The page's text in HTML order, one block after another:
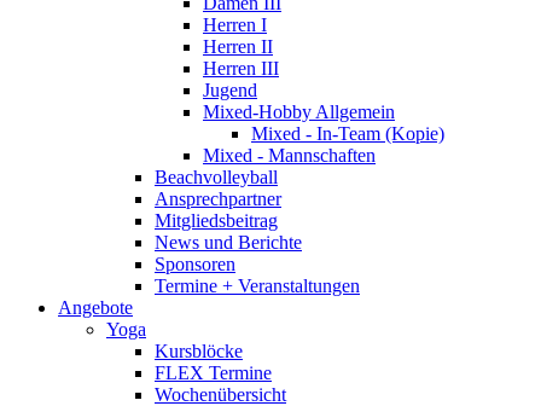
Herren I
Herren II
Herren III
Jugend
Mixed-Hobby Allgemein
Mixed - In-Team (Kopie)
Mixed - Mannschaften
Beachvolleyball
Ansprechpartner
Mitgliedsbeitrag
News und Berichte
Sponsoren
Termine + Veranstaltungen
Angebote
Yoga
Kursblöcke
FLEX Termine
Wochenübersicht